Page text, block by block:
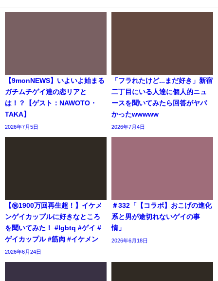
【9monNEWS】いよいよ始まる
ガチムチゲイ達の恋リアと
は！？【ゲスト：NAWOTO・
TAKA】
2026年7月5日
「フラれたけど...まだ好き」新宿
二丁目にいる人達に個人的ニュ
ースを聞いてみたら回答がヤバ
かったwwwww
2026年7月4日
【㊗️1900万回再生超！】イケメ
ンゲイカップルに好きなところ
を聞いてみた！ #lgbtq #ゲイ #
ゲイカップル #筋肉 #イケメン
2026年6月24日
＃332「【コラボ】おこげの進化
系と男が途切れないゲイの事
情」
2026年6月18日